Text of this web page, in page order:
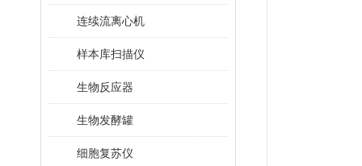
连续流离心机
样本库扫描仪
生物反应器
生物发酵罐
细胞复苏仪